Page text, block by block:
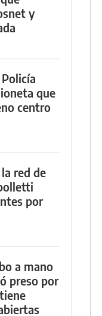
y
que
centro
red de
por
a mano
preso por